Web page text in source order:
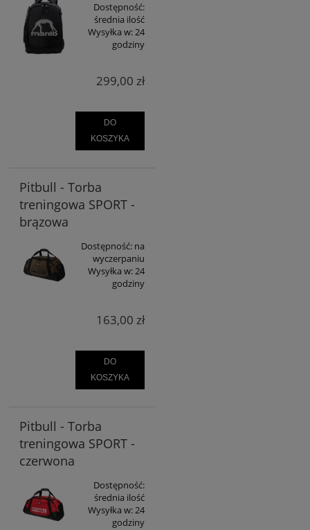
Dostępność:
średnia ilość
Wysyłka w:24
godziny
299,00 zł
DO
KOSZYKA
Pitbull - Torba
treningowa SPORT -
brązowa
Dostępność: na
wyczerpaniu
Wysyłka w:24
godziny
163,00 zł
DO
KOSZYKA
Pitbull - Torba
treningowa SPORT -
czerwona
Dostępność:
średnia ilość
Wysyłka w:24
godziny